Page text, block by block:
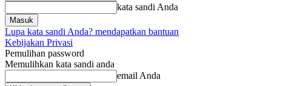
kata sandi Anda
Lupa kata sandi Anda? mendapatkan bantuan
Kebijakan Privasi
Pemulihan password
Memulihkan kata sandi anda
email Anda